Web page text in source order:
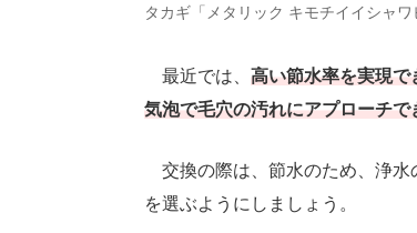
タカギ「メタリック キモチイイシャワ
最近では、 高い節水率を実現で
気泡で毛穴の汚れにアプローチで
交換の際は、節水のため、浄水
を選ぶようにしましょう。